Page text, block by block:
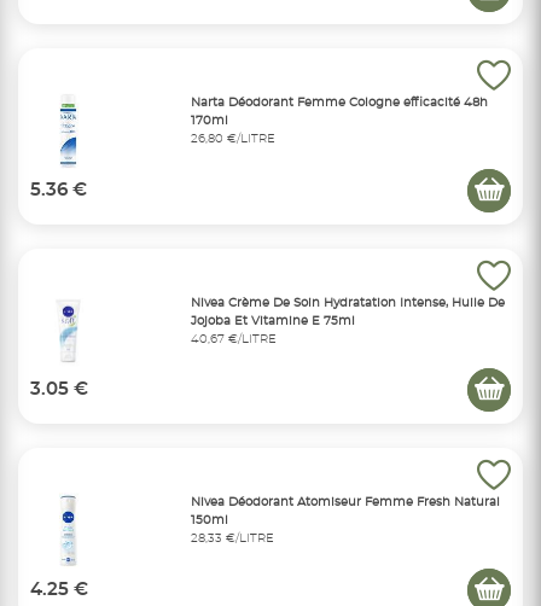
Narta Déodorant Femme Cologne efficacité 48h
170ml
26,80 €/LITRE
5.36 €
Nivea Crème De Soin Hydratation Intense, Huile De
Jojoba Et Vitamine E 75ml
40,67 €/LITRE
3.05 €
Nivea Déodorant Atomiseur Femme Fresh Natural
150ml
28,33 €/LITRE
4.25 €